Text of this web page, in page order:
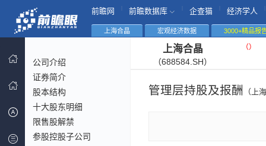
前瞻网 前瞻数据库 企查猫 经济学人
上海合晶 宏观经济数据 3000+精品报
公司介绍
证券简介
股本结构
十大股东明细
限售股解禁
参股控股子公司
上海合晶
（688584.SH）
（）
管理层持股及报酬 （上